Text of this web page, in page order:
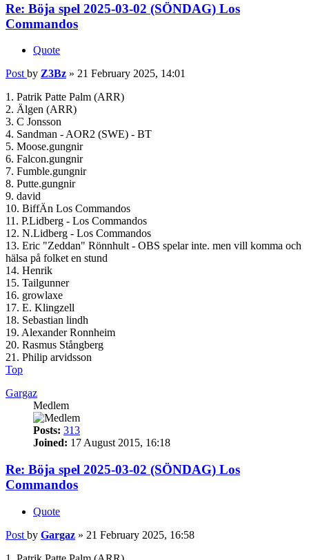
Re: Böja spel 2025-03-02 (SÖNDAG) Los
Commandos
Quote
Post by Z3Bz » 21 February 2025, 14:01
1. Patrik Patte Palm (ARR)
2. Älgen (ARR)
3. C Jonsson
4. Sandman - AOR2 (SWE) - BT
5. Moose.gungnir
6. Falcon.gungnir
7. Fumble.gungnir
8. Putte.gungnir
9. david
10. BiffÄn Los Commandos
11. P.Lidberg - Los Commandos
12. N.Lidberg - Los Commandos
13. Eric "Zeddan" Rönnhult - OBS spelar inte. men vill komma och
hälsa på folket en stund
14. Henrik
15. Tailgunner
16. growlaxe
17. E. Klingzell
18. Sebastian lindh
19. Alexander Ronnheim
20. Rasmus Stångberg
21. Philip arvidsson
Top
Gargaz
Medlem
Posts: 313
Joined: 17 August 2015, 16:18
Re: Böja spel 2025-03-02 (SÖNDAG) Los
Commandos
Quote
Post by Gargaz » 21 February 2025, 16:58